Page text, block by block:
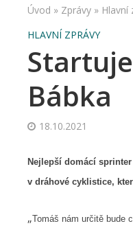
Úvod » Zprávy » Hlavní
HLAVNÍ ZPRÁVY
Bábka
18.10.2021
Nejlepší domácí
v dráhové cyklistice,
„Tomáš nám určitě bude